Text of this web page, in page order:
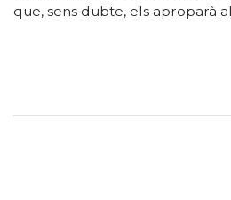
que, sens dubte, els aproparà